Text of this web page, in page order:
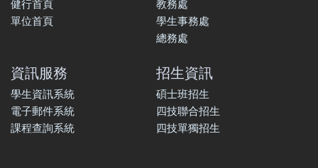
健行首頁
單位首頁
教務處
學生事務處
總務處
資訊服務
學生資訊系統
電子郵件系統
課程查詢系統
招生資訊
碩士班招生
四技聯合招生
四技單獨招生